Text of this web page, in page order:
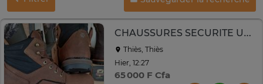
CHAUSSURES SECURITE USA
Thiès, Thiès
Hier, 12:27
65 000 F Cfa